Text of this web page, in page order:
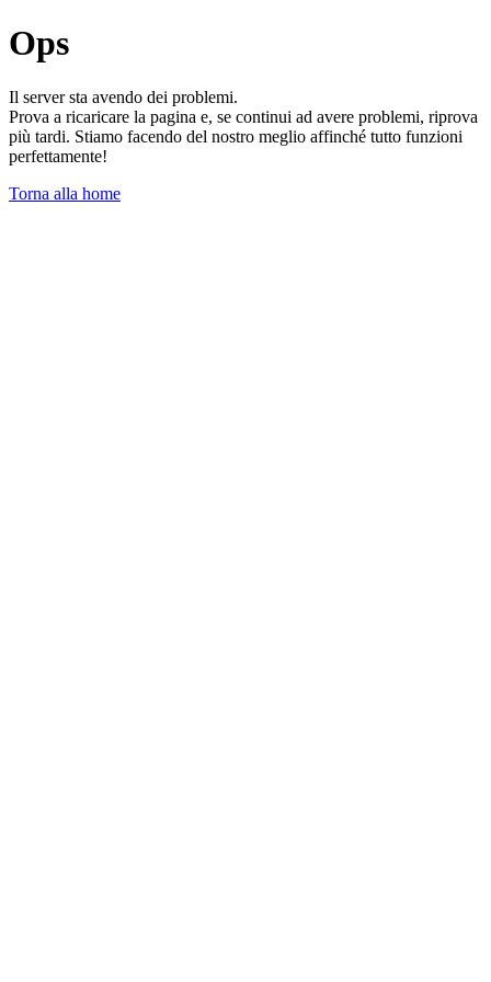
Ops
Il server sta avendo dei problemi.
Prova a ricaricare la pagina e, se continui ad avere problemi, riprova
più tardi. Stiamo facendo del nostro meglio affinché tutto funzioni
perfettamente!
Torna alla home